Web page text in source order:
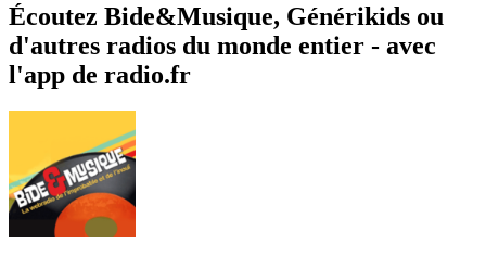
Écoutez Bide&Musique, Générikids ou
d'autres radios du monde entier - avec
l'app de radio.fr